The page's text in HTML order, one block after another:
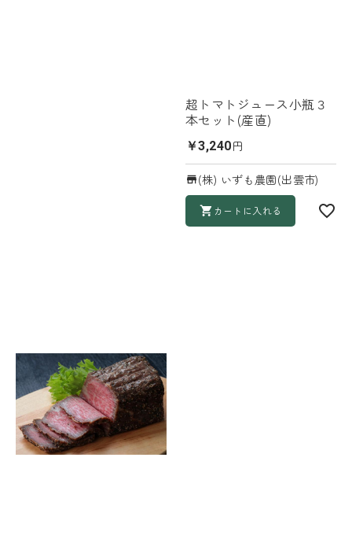
超トマトジュース小瓶３
本セット(産直)
￥3,240円
(株) いずも農園(出雲市)
カートに入れる